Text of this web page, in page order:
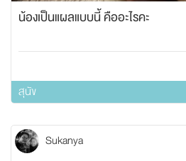
น้องเป็นแผลแบบนี้ คืออะไรคะ
สุนัข
Sukanya